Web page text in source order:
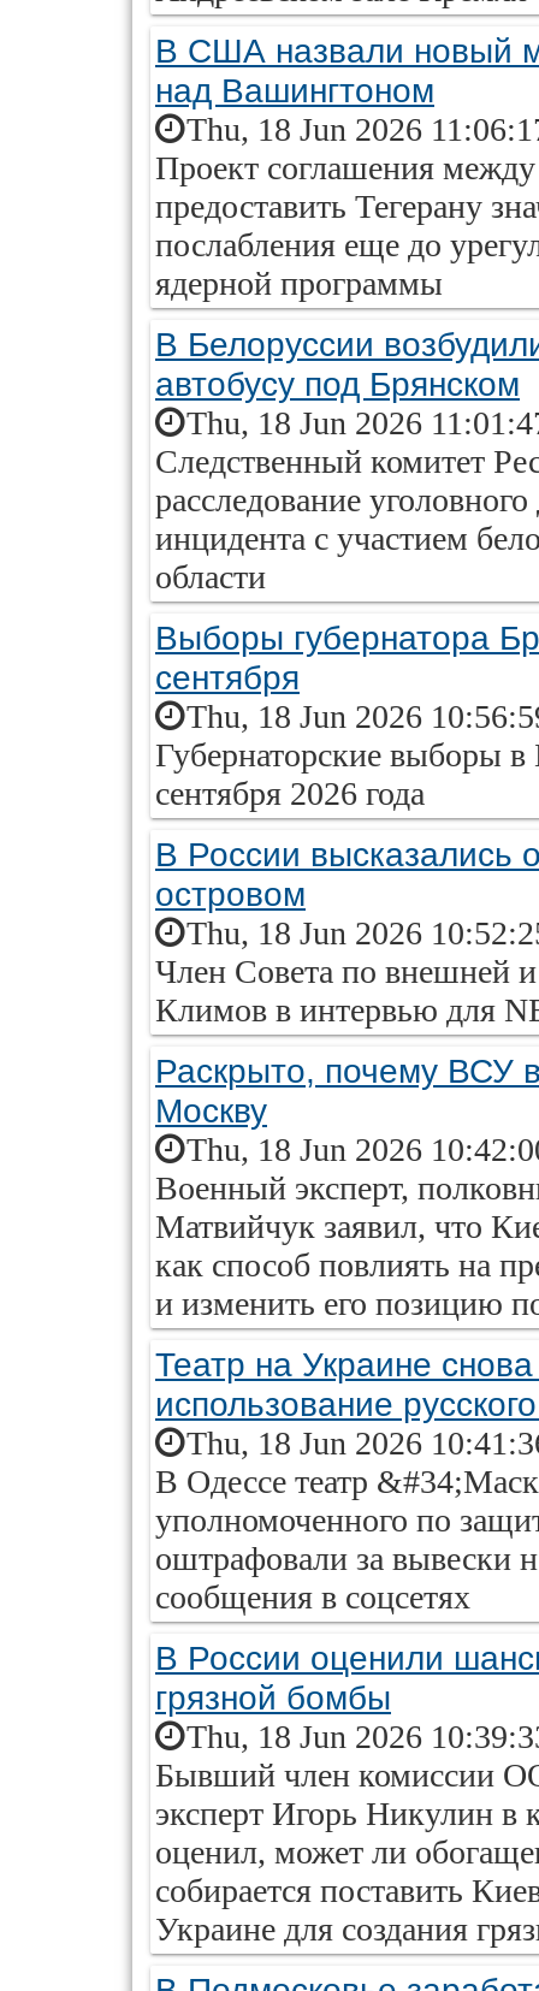
В США назвали новый
над Вашингтоном
Thu, 18 Jun 2026
Проект соглашения
предоставить Тегерану
послабления еще до
ядерной программы
В Белоруссии
автобусу под Брянском
Thu, 18 Jun 2026
Следственный комитет
расследование
инцидента с участием
области
Выборы губернатора
сентября
Thu, 18 Jun 2026
Губернаторские выборы в
сентября 2026 года
В России высказались
островом
Thu, 18 Jun 2026
Член Совета по внешней
Климов в интервью для
Раскрыто, почему ВСУ
Москву
Thu, 18 Jun 2026
Военный эксперт,
Матвийчук заявил, что
как способ повлиять на
и изменить его позицию
Театр на Украине
использование
Thu, 18 Jun 2026
В Одессе театр
уполномоченного по
оштрафовали за вывески
сообщения в соцсетях
В России оценили
грязной бомбы
Thu, 18 Jun 2026
Бывший член комиссии
эксперт Игорь Никулин
оценил, может ли
собирается поставить
Украине для создания